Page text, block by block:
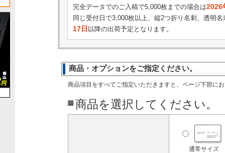
完全データでのご入稿で5,000枚までの場合は2026
同じ受付日で3,000枚以上、縦2つ折り名刺、透明名
17日 以降の出荷予定となります。
商品・オプションをご指定ください。
商品項目をすべてご指定いただきますと、ページ下部に
商品を選択してください。
通常サイズ